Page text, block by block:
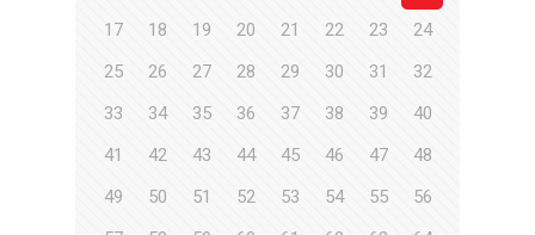
17
18 19 20 21 22 23
24
25
26 27 28 29 30 31
32
33
34 35 36 37 38 39
40
41
42 43 44 45 46 47
48
49
50 51 52 53 54 55
56